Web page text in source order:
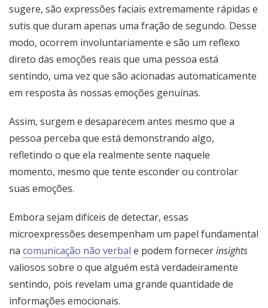
sugere, são expressões faciais extremamente rápidas e
sutis que duram apenas uma fração de segundo. Desse
modo, ocorrem involuntariamente e são um reflexo
direto das emoções reais que uma pessoa está
sentindo, uma vez que são acionadas automaticamente
em resposta às nossas emoções genuínas.
Assim, surgem e desaparecem antes mesmo que a
pessoa perceba que está demonstrando algo,
refletindo o que ela realmente sente naquele
momento, mesmo que tente esconder ou controlar
suas emoções.
Embora sejam difíceis de detectar, essas
microexpressões desempenham um papel fundamental
na comunicação não verbal e podem fornecerinsights
valiosos sobre o que alguém está verdadeiramente
sentindo, pois revelam uma grande quantidade de
informações emocionais.